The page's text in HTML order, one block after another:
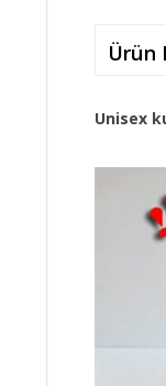
Ürün
Unisex